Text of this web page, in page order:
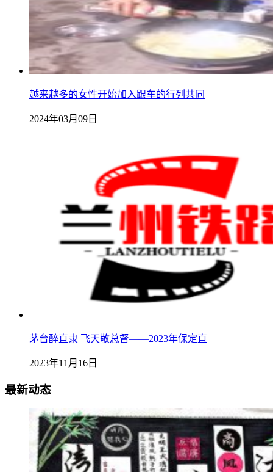
越来越多的女性开始加入跟车的行列共同
2024年03月09日
茅台醉直隶 飞天敬总督——2023年保定直
2023年11月16日
最新动态